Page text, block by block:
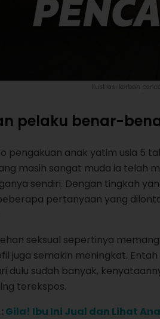
Ilustrasi korban
pelaku benar-
pengakuan anak yatim usia 5
masih sangat muda ia telah
sendiri. Dengan tingkah
pertanyaan yang
seksual sepertinya
juga semakin meningkat.
dulu sudah banyak,
terekspos.
Gila! Ibu Ini Jual dan Lihat